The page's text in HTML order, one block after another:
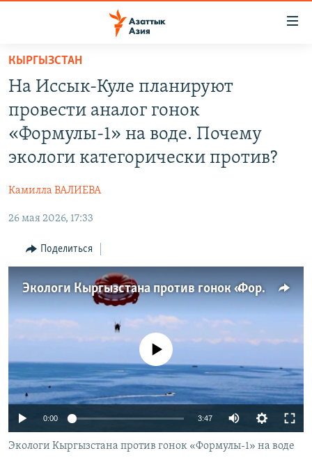
Вернуться
основному
содержанию
Вернутся
главной
Вернутся
КЫРГЫЗСТАН
ВОЙНА В УКРАИНЕ
ЎЗБЕКЧА
ТОҶИКӢ
ПОДПИШИТЕСЬ НА НАС В СОЦСЕТЯХ
Все сайты РСЕ/РС
КЫРГЫЗСТАН
На Иссык-Куле планируют
провести аналог гонок
«Формулы-1» на воде. Почему
экологи категорически против?
Камилла ВАЛИЕВА
26 мая 2026, 17:33
Поделиться
Экологи Кыргызстана против гонок «Формулы-1» на воде
No media source currently available
0:00 3:47
Экологи Кыргызстана против гонок «Формулы-1» на воде